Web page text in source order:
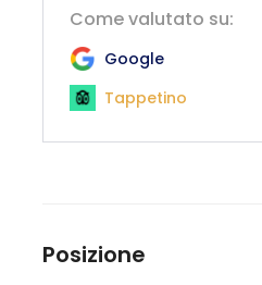
Come valutato su:
Google
Tappetino
Posizione